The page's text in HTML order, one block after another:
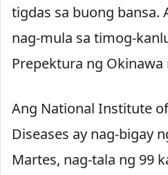
tigdas sa buong bansa.
nag-mula sa timog-
Prepektura ng
Ang National Institute
Diseases ay nag-bigay
Martes, nag-tala ng 99